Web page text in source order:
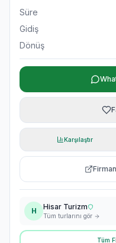
Süre
Gidiş
Dönüş
Karşılaştır
H Hisar Turizm
Tüm turlarını gör
Tüm